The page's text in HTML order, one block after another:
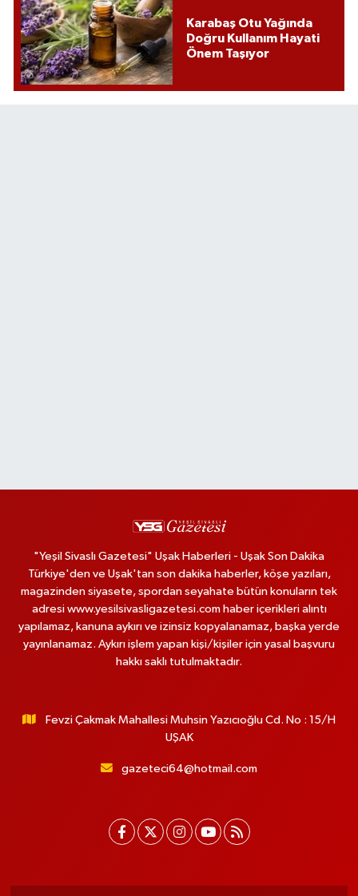
Karabaş Otu Yağında
Doğru Kullanım Hayati
Önem Taşıyor
"Yeşil Sivaslı Gazetesi" Uşak Haberleri - Uşak Son Dakika
Türkiye'den ve Uşak'tan son dakika haberler, köşe yazıları,
magazinden siyasete, spordan seyahate bütün konuların tek
adresi www.yesilsivasligazetesi.com haber içerikleri alıntı
yapılamaz, kanuna aykırı ve izinsiz kopyalanamaz, başka yerde
yayınlanamaz. Aykırı işlem yapan kişi/kişiler için yasal başvuru
hakkı saklı tutulmaktadır.
Fevzi Çakmak Mahallesi Muhsin Yazıcıoğlu Cd. No : 15/H
UŞAK
gazeteci64@hotmail.com